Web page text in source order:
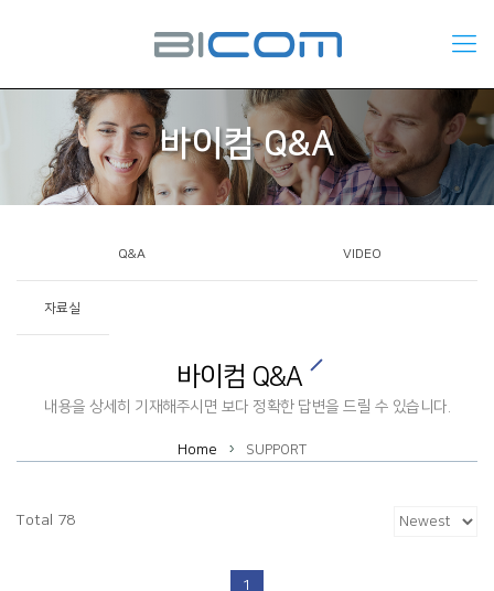
바이컴 Q&A
Q&A VIDEO
자료실
바이컴 Q&A
내용을 상세히 기재해주시면 보다 정확한 답변을 드릴 수 있습니다.
Home SUPPORT
Total 78
1